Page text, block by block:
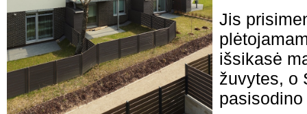
Jis
išsikasė
žuvytes, o